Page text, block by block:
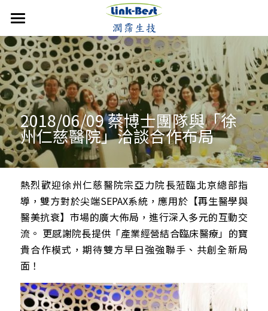
首頁
潤霈快訊
最新消息
媒體報導
影音分享
活動集錦
運動賽事
歷年新聞
公司介紹
成立沿革
發展近況
技術優勢
核心團隊
合作計畫
專業證書
銷售產品
保養系列
防蚊產品
醫美產品
骨科產品
聯絡潤霈
搜索
2018/06/09 蔡博士團隊與「徐
州仁慈醫院」洽談合作布局
熱烈歡迎徐州仁慈醫院宗亞力院長蒞臨北京總部指
導，雙方對於尖端SEPAX系統，應用於【再生醫學與
醫美抗衰】市場的廣大佈局，進行深入多元的互動交
流。 更感謝院長提供「產業經營結合臨床醫療」的寶
貴合作模式，期待雙方早日強強聯手、共創全新局
面！